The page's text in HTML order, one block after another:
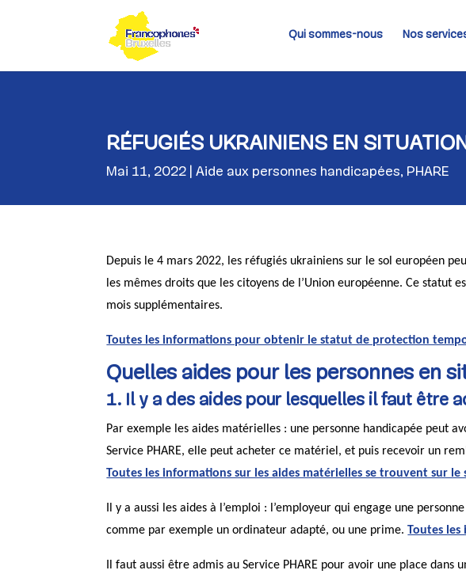
Qui sommes-nous Nos
RÉFUGIÉS UKRAINIENS EN
Mai 11, 2022 Aide aux personnes handicapées, PHARE
Depuis le 4 mars 2022, les réfugiés ukrainiens sur le sol européen
les mêmes droits que les citoyens de l’Union européenne. Ce
mois supplémentaires.
Toutes les informations pour obtenir le statut de protection
Quelles aides pour les personnes en
1. Il y a des aides pour lesquelles il faut être
Par exemple les aides matérielles : une personne handicapée peut
Service PHARE, elle peut acheter ce matériel, et puis recevoir un
Toutes les informations sur les aides matérielles se trouvent sur le
Il y a aussi les aides à l’emploi : l’employeur qui engage une
comme par exemple un ordinateur adapté, ou une prime.Toutes les
Il faut aussi être admis au Service PHARE pour avoir une place dans